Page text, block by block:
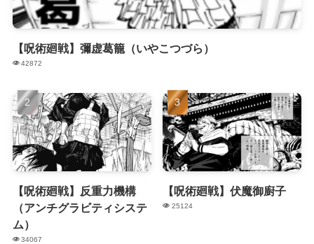
【呪術廻戦】彌虚葛籠（いやこつづら）
42872
【呪術廻戦】反重力機構
（アンチグラビティシステ
ム）
34067
【呪術廻戦】伏魔御廚子
25124